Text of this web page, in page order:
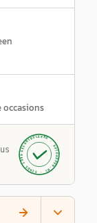
GECONTROLEERD ·
AUTOKOPEN.NL
· SINDS 1999 ·